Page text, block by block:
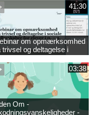
41:30
om opmærksomhed
trivsel og deltagelse i
fællesskaber for
i 0.-4. klasse
03:38
Om -
-